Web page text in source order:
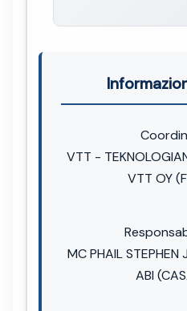
VTT -
VTT OY
MC PHAIL
ABI